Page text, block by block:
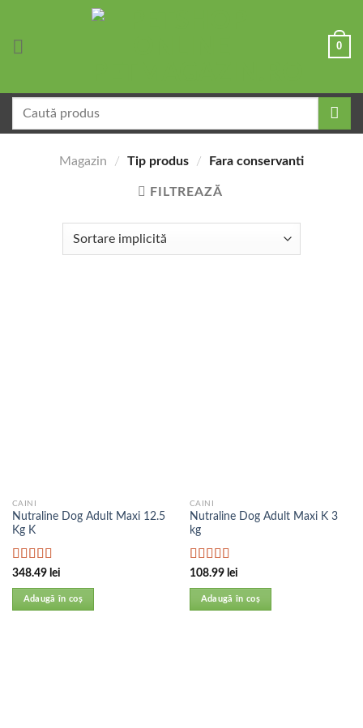
0
după:
Magazin / Tip produs / Fara conservanti
FILTREAZĂ
CAINI
Nutraline Dog Adult Maxi 12.5
Kg K
Evaluat la
5.00din 5
348.49 lei
Adaugă în coș
CAINI
Nutraline Dog Adult Maxi K 3
kg
Evaluat la
5.00din 5
108.99 lei
Adaugă în coș